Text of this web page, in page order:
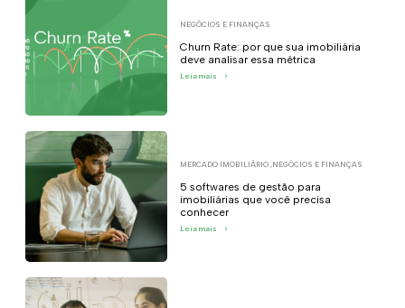
Churn Rate: por que sua imobiliária
deve analisar essa métrica
NEGÓCIOS E FINANÇAS
Leia mais >
5 softwares de gestão para
imobiliárias que você precisa
conhecer
MERCADO IMOBILIÁRIO,NEGÓCIOS E FINANÇAS
Leia mais >